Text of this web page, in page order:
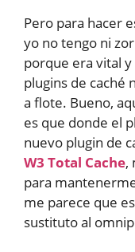
Pero para hacer
yo no tengo ni
porque era vital y
plugins de caché
a flote. Bueno,
es que donde el
nuevo plugin de
W3 Total Cache,
para
me parece que
sustituto al